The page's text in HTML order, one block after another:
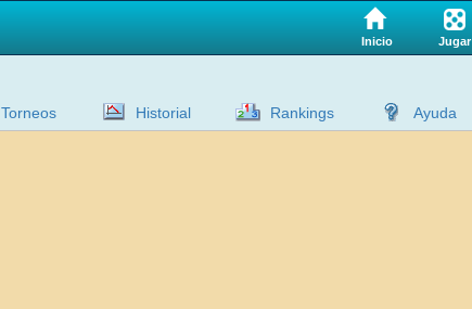
Inicio Jugar
Torneos Historial Rankings Ayuda